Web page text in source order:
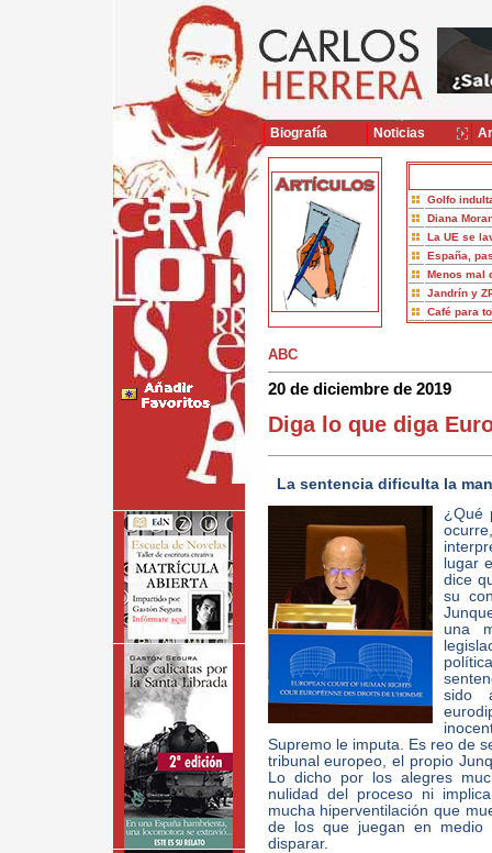
Golfo
Diana
La UE se
España,
Menos mal
Jandrín y
Café para
ABC
20 de diciembre de 2019
Diga lo que diga
La sentencia dificulta la
¿Qué
lugar
dice
su
una
sido
Supremo le imputa. Es reo de
tribunal europeo, el propio
Lo dicho por los alegres
nulidad del proceso ni
mucha hiperventilación que
de los que juegan en
disparar.
Biografía Noticias